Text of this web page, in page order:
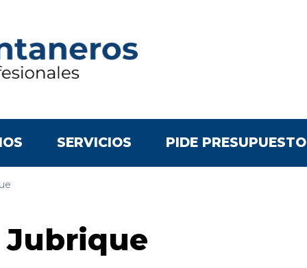
SERVICIOS PIDE PRESUPUESTO
Jubrique